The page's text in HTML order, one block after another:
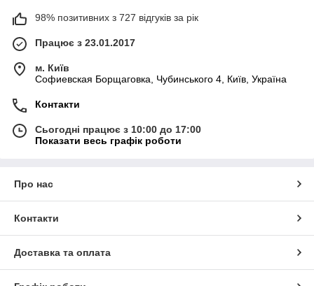
98% позитивних з 727 відгуків за рік
Працює з 23.01.2017
м. Київ
Софиевская Борщаговка, Чубинського 4, Київ, Україна
Контакти
Сьогодні працює з 10:00 до 17:00
Показати весь графік роботи
Про нас
Контакти
Доставка та оплата